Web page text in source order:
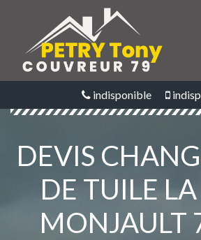
indisponible
DEVIS
DE TUILE
MONJAULT